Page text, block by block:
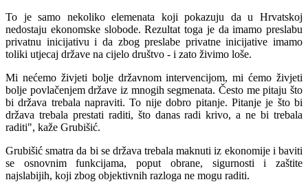
To je samo nekoliko elemenata koji pokazuju da u Hrvatskoj
nedostaju ekonomske slobode. Rezultat toga je da imamo preslabu
privatnu inicijativu i da zbog preslabe privatne inicijative imamo
toliki utjecaj države na cijelo društvo - i zato živimo loše.
Mi nećemo živjeti bolje državnom intervencijom, mi ćemo živjeti
bolje povlačenjem države iz mnogih segmenata. Često me pitaju što
bi država trebala napraviti. To nije dobro pitanje. Pitanje je što bi
država trebala prestati raditi, što danas radi krivo, a ne bi trebala
raditi", kaže Grubišić.
Grubišić smatra da bi se država trebala maknuti iz ekonomije i baviti
se osnovnim funkcijama, poput obrane, sigurnosti i zaštite
najslabijih, koji zbog objektivnih razloga ne mogu raditi.